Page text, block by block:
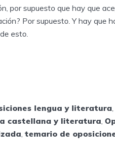
por supuesto que hay que
Por supuesto. Y hay que
esto.
lengua y literatura,
castellana y literatura,
, temario de